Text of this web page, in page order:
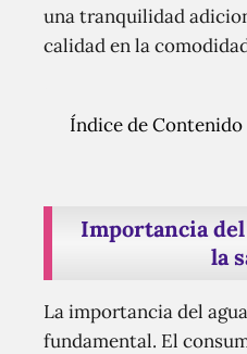
una tranquilidad
calidad en la
Índice de Contenido
Importancia
la
La importancia del
fundamental. El